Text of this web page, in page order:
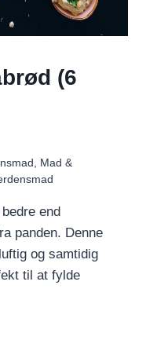
(6
Mad &
end
panden. Denne
og samtidig
til at fylde